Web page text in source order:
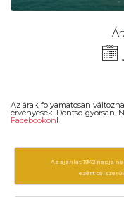
Ár:
Az árak folyamatosan
érvényesek. Döntsd gyorsan.
Facebookon!
Az ajánlat 1942 napja
ezért